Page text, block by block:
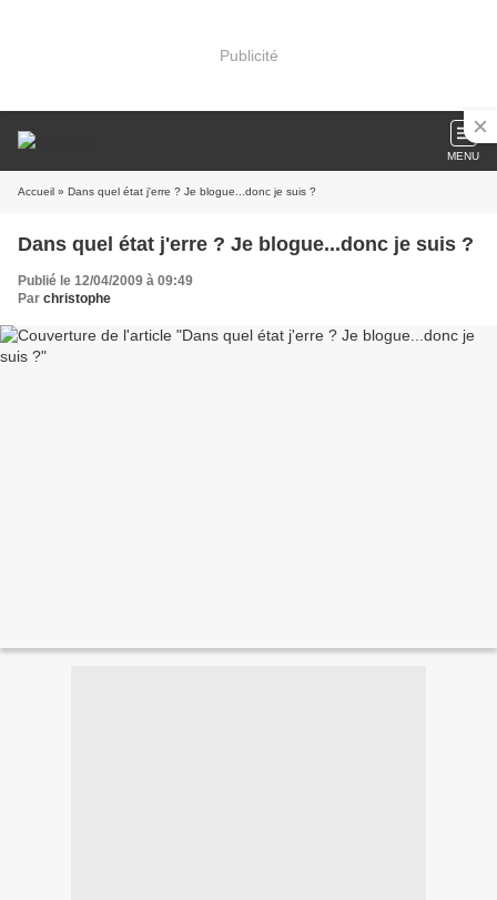
Publicité
MENU
Accueil » Dans quel état j'erre ? Je blogue...donc je suis ?
Dans quel état j'erre ? Je blogue...donc je suis ?
Publié le 12/04/2009 à 09:49
Par christophe